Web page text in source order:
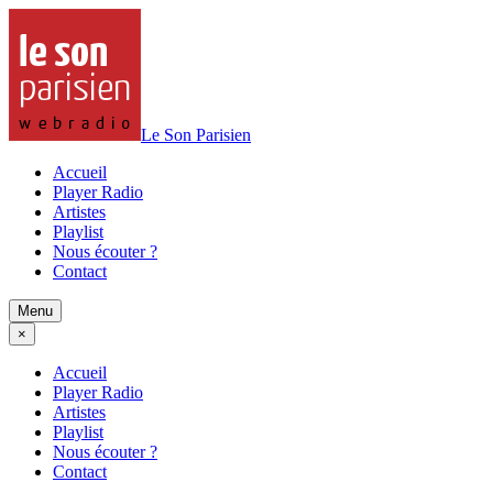
Le Son Parisien
Accueil
Player Radio
Artistes
Playlist
Nous écouter ?
Contact
Menu
×
Accueil
Player Radio
Artistes
Playlist
Nous écouter ?
Contact